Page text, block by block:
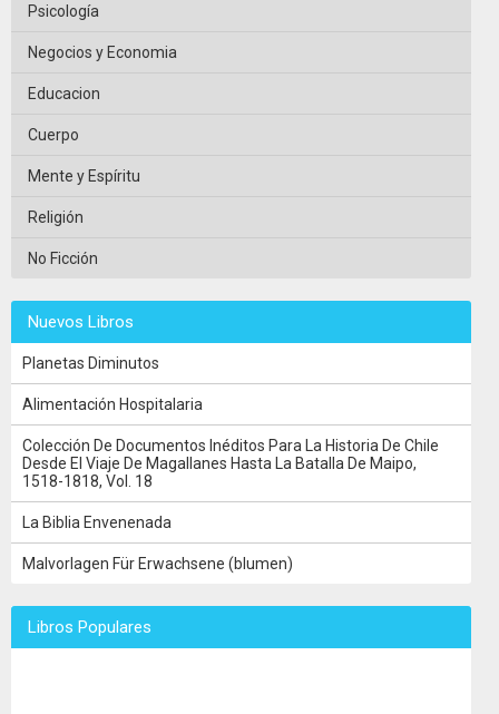
Psicología
Negocios y Economia
Educacion
Cuerpo
Mente y Espíritu
Religión
No Ficción
Nuevos Libros
Planetas Diminutos
Alimentación Hospitalaria
Colección De Documentos Inéditos Para La Historia De Chile
Desde El Viaje De Magallanes Hasta La Batalla De Maipo,
1518-1818, Vol. 18
La Biblia Envenenada
Malvorlagen Für Erwachsene (blumen)
Libros Populares